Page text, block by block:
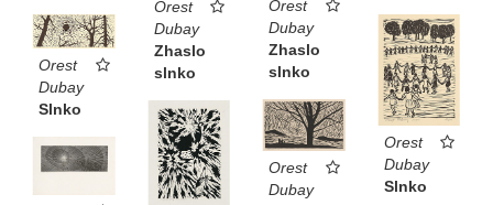
Orest
Dubay
Zhaslo
slnko
Orest
Dubay
Zhaslo
slnko
Orest
Dubay
Slnko
Orest
Dubay
Slnko
Orest
Dubay